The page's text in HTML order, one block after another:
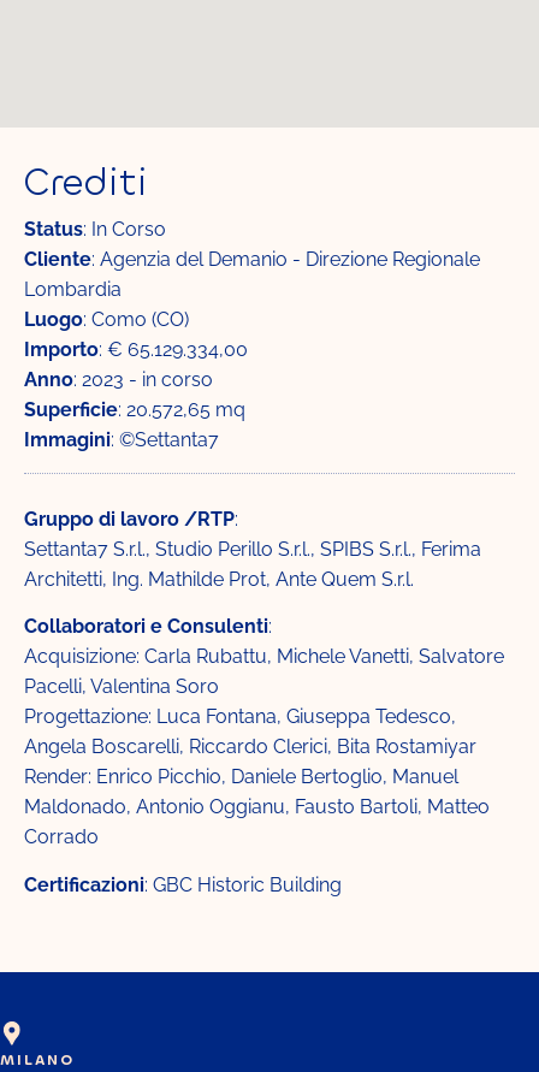
Crediti
Status: In Corso
Cliente: Agenzia del Demanio - Direzione Regionale
Lombardia
Luogo: Como (CO)
Importo: € 65.129.334,00
Anno: 2023 - in corso
Superficie: 20.572,65 mq
Immagini: ©Settanta7
Gruppo di lavoro /RTP:
Settanta7 S.r.l., Studio Perillo S.r.l., SPIBS S.r.l., Ferima
Architetti, Ing. Mathilde Prot, Ante Quem S.r.l.
Collaboratori e Consulenti:
Acquisizione: Carla Rubattu, Michele Vanetti, Salvatore
Pacelli, Valentina Soro
Progettazione: Luca Fontana, Giuseppa Tedesco,
Angela Boscarelli, Riccardo Clerici, Bita Rostamiyar
Render: Enrico Picchio, Daniele Bertoglio, Manuel
Maldonado, Antonio Oggianu, Fausto Bartoli, Matteo
Corrado
Certificazioni: GBC Historic Building
MILANO